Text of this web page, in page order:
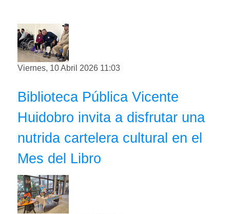
Viernes, 10 Abril 2026 11:03
Biblioteca Pública Vicente
Huidobro invita a disfrutar una
nutrida cartelera cultural en el
Mes del Libro